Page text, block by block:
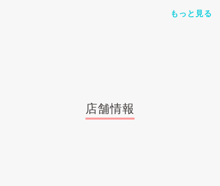
もっと見る
店舗情報